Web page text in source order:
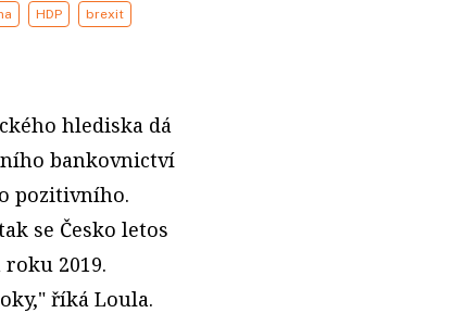
HDP brexit
hlediska dá
bankovnictví
pozitivního.
se Česko letos
2019.
říká Loula.